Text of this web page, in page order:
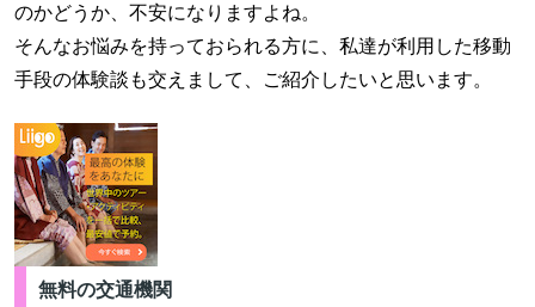
のかどうか、不安になりますよね。
そんなお悩みを持っておられる方に、私達が利用した移動
手段の体験談も交えまして、ご紹介したいと思います。
無料の交通機関